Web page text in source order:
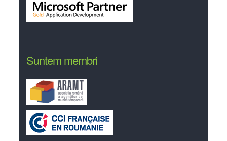
Suntem membri